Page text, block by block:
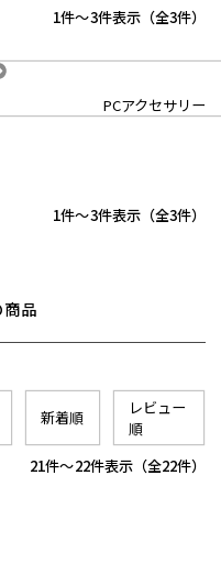
3
1 -
3件表示
PCアクセサリー
3
1 -
3件表示
商品
新着順
レビュー
順
22
21 -22件表示